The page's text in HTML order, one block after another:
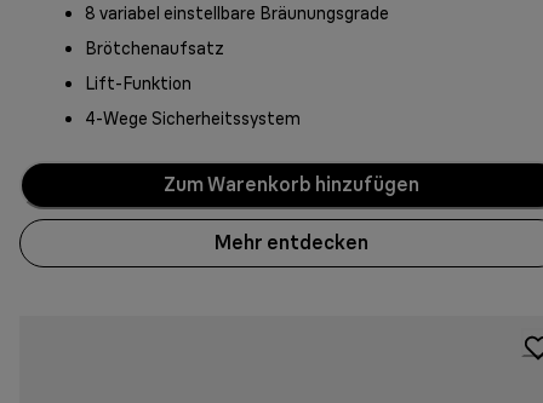
8 variabel einstellbare Bräunungsgrade
Brötchenaufsatz
Lift-Funktion
4-Wege Sicherheitssystem
Zum Warenkorb hinzufügen
Mehr entdecken